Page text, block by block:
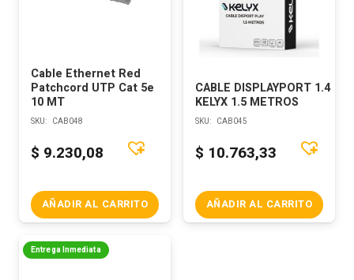
Cable Ethernet Red
Patchcord UTP Cat 5e
10 MT
SKU: CAB048
$ 9.230,08
AÑADIR AL CARRITO
CABLE DISPLAYPORT 1.4
KELYX 1.5 METROS
SKU: CAB045
$ 10.763,33
AÑADIR AL CARRITO
Entrega Inmediata